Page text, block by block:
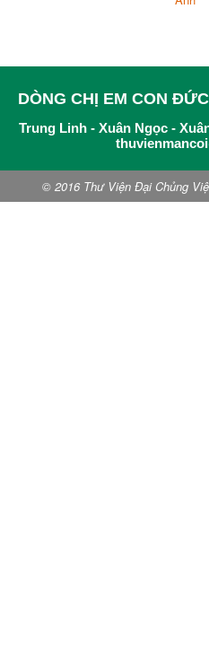
DÒNG CHỊ EM CON
Trung Linh - Xuân Ngọc -
© 2016 Thư Viện Đại Chủng